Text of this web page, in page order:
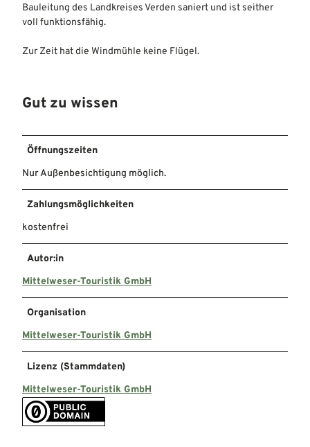
Bauleitung des Landkreises Verden saniert und ist seither
voll funktionsfähig.
Zur Zeit hat die Windmühle keine Flügel.
Gut zu wissen
Öffnungszeiten
Nur Außenbesichtigung möglich.
Zahlungsmöglichkeiten
kostenfrei
Autor:in
Mittelweser-Touristik GmbH
Organisation
Mittelweser-Touristik GmbH
Lizenz (Stammdaten)
Mittelweser-Touristik GmbH